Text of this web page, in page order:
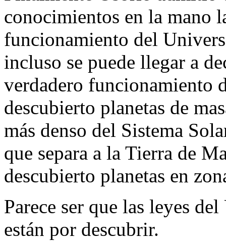
conocimientos en la mano
funcionamiento del
incluso se puede llegar a
verdadero funcionamiento
descubierto planetas de
más denso del Sistema
que separa a la Tierra de
descubierto planetas en
Parece ser que las leyes
están por descubrir.